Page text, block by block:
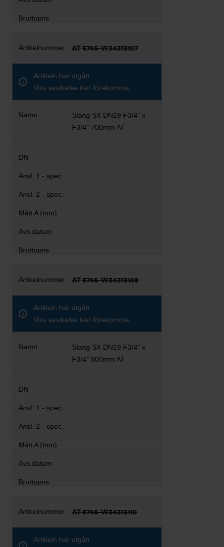
AT 5745-W34313107
Artikeln har utgått
Viss avvikelse kan förekomma
Slang SX DN19 F3/4" x
F3/4" 700mm AT
AT 5745-W34313108
Artikeln har utgått
Viss avvikelse kan förekomma
Slang SX DN19 F3/4" x
F3/4" 800mm AT
AT 5745-W34313110
Artikeln har utgått